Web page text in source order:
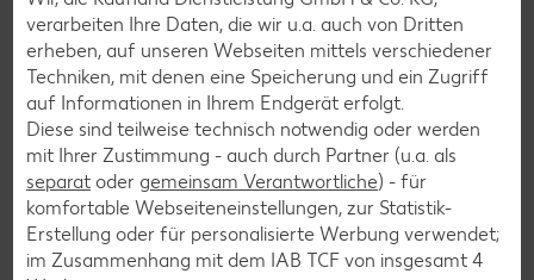
Salat-Rezepte
Spargel-Rezepte
Fleisch-Rezepte
Fisch-Rezepte
Geflügel-Rezepte
Lamm-Rezepte
Grill-Rezepte
verarbeiten Ihre Daten, die wir u.a. auch von Dritten
erheben, auf unseren Webseiten mittels verschiedener
Techniken, mit denen eine Speicherung und ein Zugriff
auf Informationen in Ihrem Endgerät erfolgt.
Diese sind teilweise technisch notwendig oder werden
mit Ihrer Zustimmung - auch durch Partner (u.a. als
separat oder gemeinsam Verantwortliche) - für
komfortable Webseiteneinstellungen, zur Statistik-
Erstellung oder für personalisierte Werbung verwendet;
im Zusammenhang mit dem IAB TCF von insgesamt 4